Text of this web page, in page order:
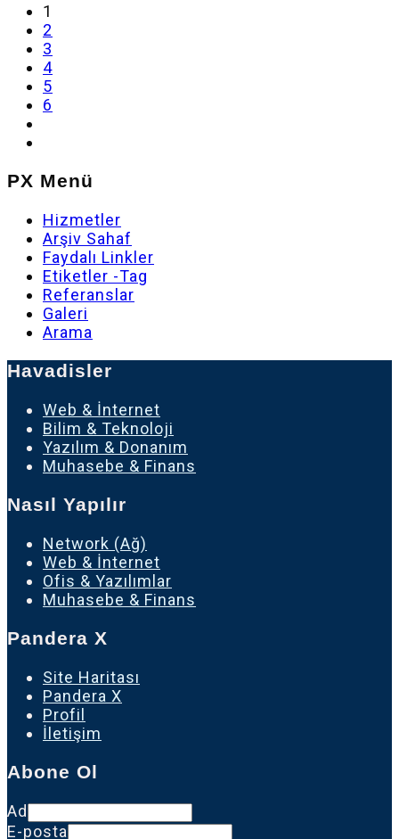
1
2
3
4
5
6
PX Menü
Hizmetler
Arşiv Sahaf
Faydalı Linkler
Etiketler -Tag
Referanslar
Galeri
Arama
Havadisler
Web & İnternet
Bilim & Teknoloji
Yazılım & Donanım
Muhasebe & Finans
Nasıl Yapılır
Network (Ağ)
Web & İnternet
Ofis & Yazılımlar
Muhasebe & Finans
Pandera X
Site Haritası
Pandera X
Profil
İletişim
Abone Ol
Ad
E-posta